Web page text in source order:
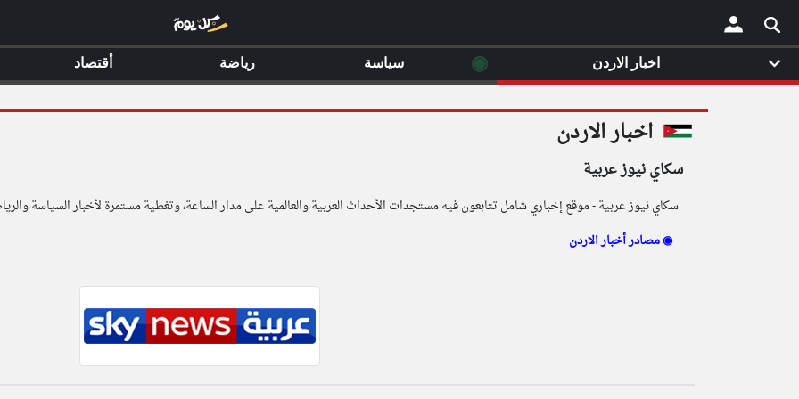
× اخبار الاردن
سكاي نيوز عربية
سكاي نيوز عربية - موقع إخباري شامل تتابعون فيه مستجدات الأحداث العربية والعالمية على مدار الساعة، وتغطية مستمرة لأخبار السياسة
مصادر أخبار الاردن ◉
اخبار الاردن ◉ سياسة رياضة أقتصاد